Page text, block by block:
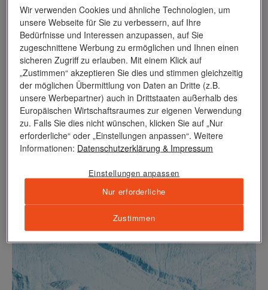
Genehmigungsverfahren gekoppelt, dem wir uns bei dieser
legendären Strecke, die kein anderes nicht-russisches Schiff
anbietet, aber gerne stellen.
Wir verwenden Cookies und ähnliche Technologien, um
unsere Webseite für Sie zu verbessern, auf Ihre
Bedürfnisse und Interessen anzupassen, auf Sie
zugeschnittene Werbung zu ermöglichen und Ihnen einen
sicheren Zugriff zu erlauben. Mit einem Klick auf
„Zustimmen“ akzeptieren Sie dies und stimmen gleichzeitig
der möglichen Übermittlung von Daten an Dritte (z.B.
unsere Werbepartner) auch in Drittstaaten außerhalb des
Europäischen Wirtschaftsraumes zur eigenen Verwendung
zu. Falls Sie dies nicht wünschen, klicken Sie auf „Nur
erforderliche“ oder „Einstellungen anpassen“. Weitere
Informationen: Datenschutzerklärung & Impressum
Einstellungen anpassen
Nur erforderliche
Zustimmen